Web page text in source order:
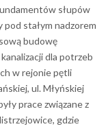
słupów
stałym nadzorem
budowę
dla potrzeb
w rejonie pętli
ul. Młyńskiej
prace związane z
gdzie